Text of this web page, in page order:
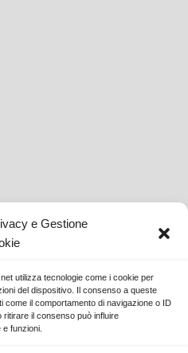
e Gestione
utilizza tecnologie come i cookie per
del dispositivo. Il consenso a queste
come il comportamento di navigazione o ID
il consenso può influire
funzioni.